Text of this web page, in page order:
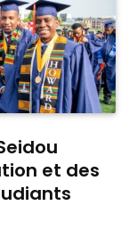
et des